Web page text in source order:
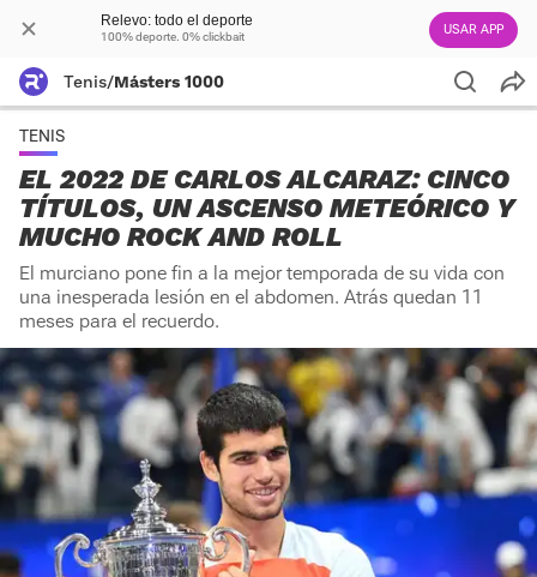
Relevo: todo el deporte
100% deporte. 0% clickbait USAR APP
Tenis/Másters 1000
TENIS
EL 2022 DE CARLOS ALCARAZ: CINCO
TÍTULOS, UN ASCENSO METEÓRICO Y
MUCHO ROCK AND ROLL
El murciano pone fin a la mejor temporada de su vida con
una inesperada lesión en el abdomen. Atrás quedan 11
meses para el recuerdo.